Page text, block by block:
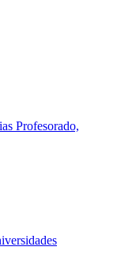
Profesorado,